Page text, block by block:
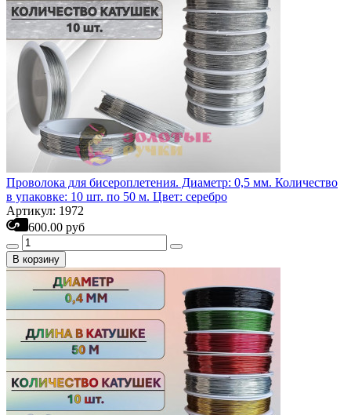
Проволока для бисероплетения. Диаметр: 0,5 мм. Количество
в упаковке: 10 шт. по 50 м. Цвет: серебро
Артикул: 1972
600.00 руб
В корзину